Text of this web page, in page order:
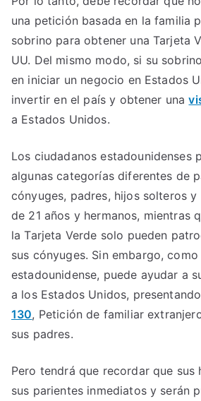
una petición basada en la familia
sobrino para obtener una Tarjeta
UU. Del mismo modo, si su
en iniciar un negocio en Estados
invertir en el país y obtener una
a Estados Unidos.
Los ciudadanos estadounidenses
algunas categorías diferentes de
cónyuges, padres, hijos solteros y
de 21 años y hermanos, mientras
la Tarjeta Verde solo pueden
sus cónyuges. Sin embargo,
estadounidense, puede ayudar a
a los Estados Unidos,
130, Petición de familiar
sus padres.
Pero tendrá que recordar que sus
sus parientes inmediatos y serán